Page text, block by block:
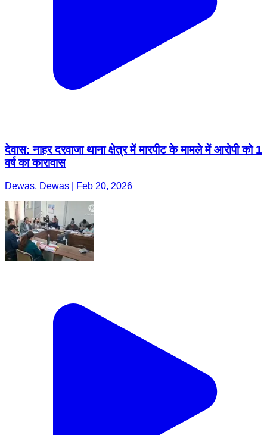
देवास: नाहर दरवाजा थाना क्षेत्र में मारपीट के मामले में आरोपी को 1
वर्ष का कारावास
Dewas, Dewas | Feb 20, 2026